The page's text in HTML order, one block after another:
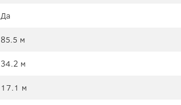
Да
85.5 м
34.2 м
17.1 м